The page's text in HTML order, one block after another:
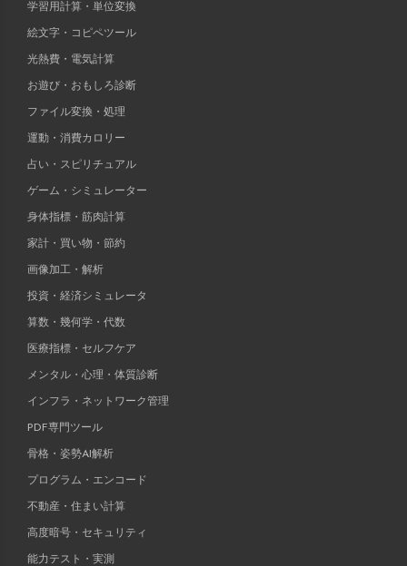
学習用計算・単位変換
絵文字・コピペツール
光熱費・電気計算
お遊び・おもしろ診断
ファイル変換・処理
運動・消費カロリー
占い・スピリチュアル
ゲーム・シミュレーター
身体指標・筋肉計算
家計・買い物・節約
画像加工・解析
投資・経済シミュレータ
算数・幾何学・代数
医療指標・セルフケア
メンタル・心理・体質診断
インフラ・ネットワーク管理
PDF専門ツール
骨格・姿勢AI解析
プログラム・エンコード
不動産・住まい計算
高度暗号・セキュリティ
能力テスト・実測